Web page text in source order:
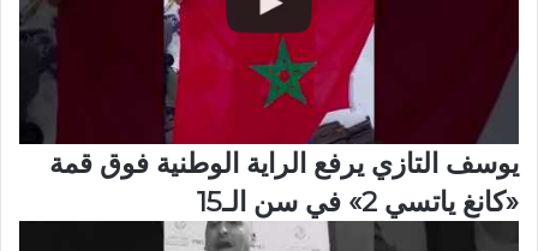
يوسف التازي يرفع الراية الوطنية فوق قمة
«كانغ ياتسي 2» في سن الـ15